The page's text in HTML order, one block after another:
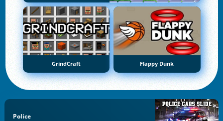
GrindCraft Flappy Dunk
Police